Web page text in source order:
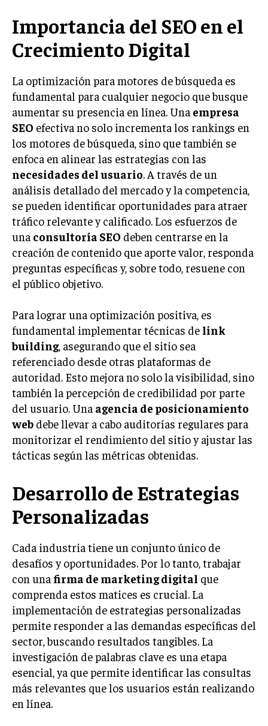
LIFESTYLE
ESTRATEGIAS DE MARKETING
AGENCIAS DE MARKETING
AGENCIAS DE POSICIONAMIENTO WEB SEO
VENTA DE ENLACES
MARKETING DIGITAL
PUBLICIDAD
VENTAS Y PERSUASIÓN
GESTIÓN DE PRODUCTOS
COMUNICACIÓN CORPORATIVA
GESTIÓN DE MARCA
ANÁLISIS DE COMPETENCIA
GESTIÓN DE CLIENTES
EMPRENDIMIENTO
INNOVACIÓN EMPRESARIAL
GESTIÓN DEL CAMBIO
LIDERAZGO
HABILIDADES DIRECTIVAS
PLANIFICACIÓN EMPRESARIAL
FINANZAS Y CONTABILIDAD
GESTIÓN DE RECURSOS FINANCIEROS
INVERSIONES Y MERCADOS FINANCIEROS
CONTABILIDAD EMPRESARIAL
ECONOMÍA EMPRESARIAL
INTERNACIONAL
NEGOCIOS INTERNACIONALES
COMERCIO INTERNACIONAL
Importancia del SEO en el
Crecimiento Digital
La optimización para motores de búsqueda es
fundamental para cualquier negocio que busque
aumentar su presencia en línea. Una empresa
SEO efectiva no solo incrementa los rankings en
los motores de búsqueda, sino que también se
enfoca en alinear las estrategias con las
necesidades del usuario. A través de un
análisis detallado del mercado y la competencia,
se pueden identificar oportunidades para atraer
tráfico relevante y calificado. Los esfuerzos de
una consultoría SEO deben centrarse en la
creación de contenido que aporte valor, responda
preguntas específicas y, sobre todo, resuene con
el público objetivo.
Para lograr una optimización positiva, es
fundamental implementar técnicas de link
building, asegurando que el sitio sea
referenciado desde otras plataformas de
autoridad. Esto mejora no solo la visibilidad, sino
también la percepción de credibilidad por parte
del usuario. Una agencia de posicionamiento
web debe llevar a cabo auditorías regulares para
monitorizar el rendimiento del sitio y ajustar las
tácticas según las métricas obtenidas.
Desarrollo de Estrategias
Personalizadas
Cada industria tiene un conjunto único de
desafíos y oportunidades. Por lo tanto, trabajar
con una firma de marketing digital que
comprenda estos matices es crucial. La
implementación de estrategias personalizadas
permite responder a las demandas específicas del
sector, buscando resultados tangibles. La
investigación de palabras clave es una etapa
esencial, ya que permite identificar las consultas
más relevantes que los usuarios están realizando
en línea.